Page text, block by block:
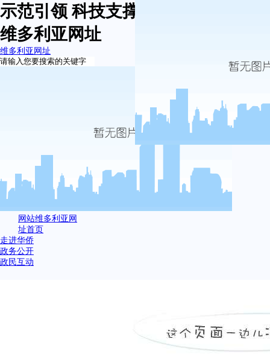
示范引领 科技支撑 果业发展够后劲-
维多利亚网址
维多利亚网址
网站维多利亚网
址首页
走进华侨
政务公开
政民互动